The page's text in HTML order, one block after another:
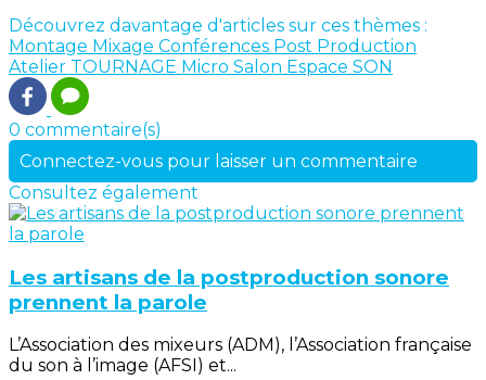
Découvrez davantage d'articles sur ces thèmes :
Montage Mixage Conférences Post Production
Atelier TOURNAGE Micro Salon Espace SON
0 commentaire(s)
Connectez-vous pour laisser un commentaire
Consultez également
Les artisans de la postproduction sonore
prennent la parole
L’Association des mixeurs (ADM), l’Association française
du son à l’image (AFSI) et...